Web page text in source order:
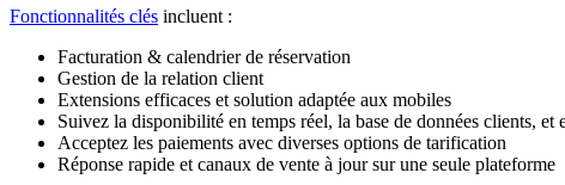
Fonctionnalités clés incluent :
Facturation & calendrier de réservation
Gestion de la relation client
Extensions efficaces et solution adaptée aux mobiles
Suivez la disponibilité en temps réel, la base de données clients,
Acceptez les paiements avec diverses options de tarification
Réponse rapide et canaux de vente à jour sur une seule plateforme